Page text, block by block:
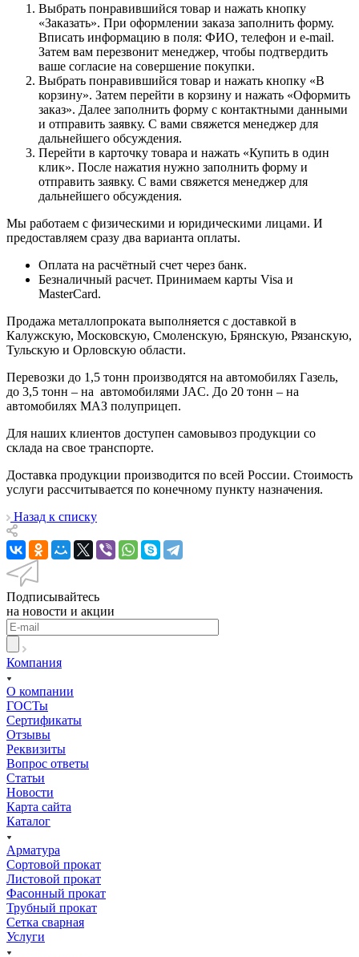
Выбрать понравившийся товар и нажать кнопку
«Заказать». При оформлении заказа заполнить форму.
Вписать информацию в поля: ФИО, телефон и e-mail.
Затем вам перезвонит менеджер, чтобы подтвердить
ваше согласие на совершение покупки.
Выбрать понравившийся товар и нажать кнопку «В
корзину». Затем перейти в корзину и нажать «Оформить
заказ». Далее заполнить форму с контактными данными
и отправить заявку. С вами свяжется менеджер для
дальнейшего обсуждения.
Перейти в карточку товара и нажать «Купить в один
клик». После нажатия нужно заполнить форму и
отправить заявку. С вами свяжется менеджер для
дальнейшего обсуждения.
Мы работаем с физическими и юридическими лицами. И
предоставляем сразу два варианта оплаты.
Оплата на расчётный счет через банк.
Безналичный расчет. Принимаем карты Visa и
MasterCard.
Продажа металлопроката выполняется с доставкой в
Калужскую, Московскую, Смоленскую, Брянскую, Рязанскую,
Тульскую и Орловскую области.
Перевозки до 1,5 тонн производятся на автомобилях Газель,
до 3,5 тонн – на автомобилями JAC. До 20 тонн – на
автомобилях МАЗ полуприцеп.
Для наших клиентов доступен самовывоз продукции со
склада на свое транспорте.
Доставка продукции производится по всей России. Стоимость
услуги рассчитывается по конечному пункту назначения.
Назад к списку
Подписывайтесь
на новости и акции
Компания
О компании
ГОСТы
Сертификаты
Отзывы
Реквизиты
Вопрос ответы
Статьи
Новости
Карта сайта
Каталог
Арматура
Сортовой прокат
Листовой прокат
Фасонный прокат
Трубный прокат
Сетка сварная
Услуги